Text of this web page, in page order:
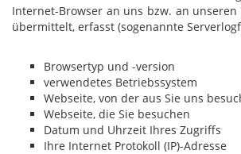
Internet-Browser an uns bzw. an unseren
übermittelt, erfasst (sogenannte
Browsertyp und -version
verwendetes Betriebssystem
Webseite, von der aus Sie uns
Webseite, die Sie besuchen
Datum und Uhrzeit Ihres Zugriffs
Ihre Internet Protokoll (IP)-Adresse